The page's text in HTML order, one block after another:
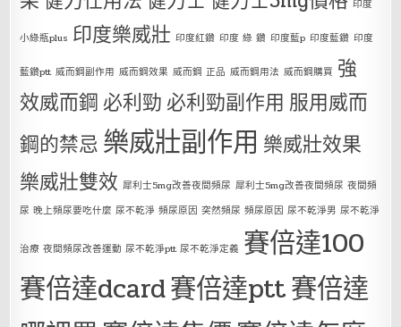
印度
小綠瓶plus 印度樂威壯 印度紅鑽 印度 綠 鑽 印度藍p 印度藍鑽 印度
藍鑽ptt 威而鋼副作用 威而鋼效果 威而鋼 正品 威而鋼用法 威而鋼購買 強
效威而鋼 必利勁 必利勁副作用 服用威而
鋼的禁忌 樂威壯副作用 樂威壯效果
樂威壯雙效 犀利士5mg改善夜間頻尿 犀利士5mg改善夜間頻尿 夜間頻
尿 晚上頻尿要吃什麼 尿不乾淨 頻尿原因 突然頻尿 頻尿原因 尿不乾淨男 尿不乾淨
治療 夜間頻尿改善運動 尿不乾淨ptt 尿不乾淨定義 賽倍達100
賽倍達dcard賽倍達ptt賽倍達